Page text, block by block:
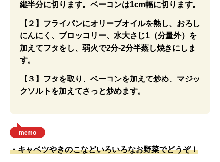
縦半分に切ります。ベーコンは1cm幅に切ります。
【２】フライパンにオリーブオイルを熱し、おろし
にんにく、ブロッコリー、水大さじ1（分量外）を
加えてフタをし、弱火で2分-2分半蒸し焼きにしま
す。
【３】フタを取り、ベーコンを加えて炒め、マジッ
クソルトを加えてさっと炒めます。
memo
・キャベツやきのこなどいろいろなお野菜でどうぞ！